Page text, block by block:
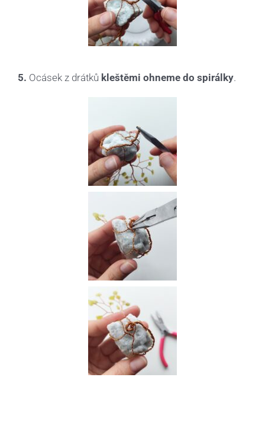
5. Ocásek z drátků kleštěmi ohneme do spirálky.